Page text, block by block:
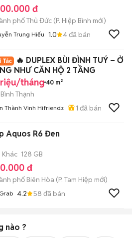
đ
phố Thủ Đức (P. Hiệp Bình mới)
Trung Hiếu 1.0 4đã bán
🔥 DUPLEX BÙI ĐÌNH TUÝ – Ở
NHƯ CĂN HỘ 2 TẦNG
tháng 40 m²
Thạnh
Thành Vinh Hifriendz 1 đã bán
Aquos R6 Đen
128 GB
đ
phố Biên Hòa (P. Tam Hiệp mới)
4.2 58 đã bán
nào ?